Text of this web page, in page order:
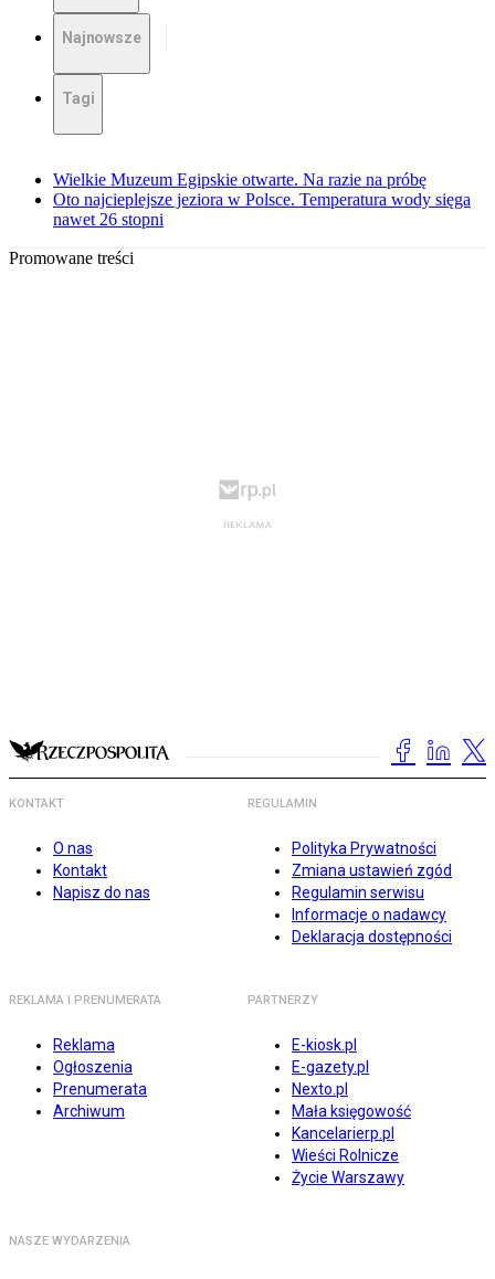
Najnowsze
Tagi
Wielkie Muzeum Egipskie otwarte. Na razie na próbę
Oto najcieplejsze jeziora w Polsce. Temperatura wody sięga
nawet 26 stopni
Promowane treści
KONTAKT
O nas
Kontakt
Napisz do nas
REGULAMIN
Polityka Prywatności
Zmiana ustawień zgód
Regulamin serwisu
Informacje o nadawcy
Deklaracja dostępności
REKLAMA I PRENUMERATA
Reklama
Ogłoszenia
Prenumerata
Archiwum
PARTNERZY
E-kiosk.pl
E-gazety.pl
Nexto.pl
Mała księgowość
Kancelarierp.pl
Wieści Rolnicze
Życie Warszawy
NASZE WYDARZENIA